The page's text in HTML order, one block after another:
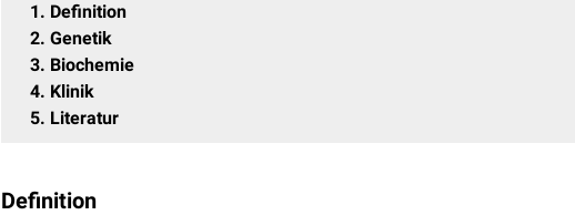
1
Definition
2 Genetik
3 Biochemie
4 Klinik
5 Literatur
Definition